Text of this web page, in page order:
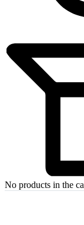
No products in the